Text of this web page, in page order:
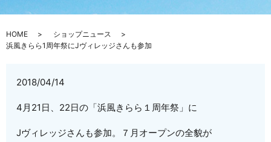
HOME
ショップニュース
浜風きらら1周年祭にJヴィレッジさんも参加
2018/04/14
4月21日、22日の「浜風きらら１周年祭」に
Jヴィレッジさんも参加。７月オープンの全貌が